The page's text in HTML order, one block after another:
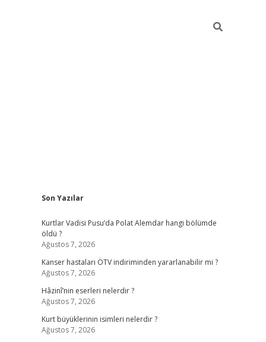
Sidebar
Son Yazılar
Kurtlar Vadisi Pusu’da Polat Alemdar hangi bölümde
öldü ?
Ağustos 7, 2026
Kanser hastaları ÖTV indiriminden yararlanabilir mi ?
Ağustos 7, 2026
Hâzinî’nin eserleri nelerdir ?
Ağustos 7, 2026
Kurt büyüklerinin isimleri nelerdir ?
Ağustos 7, 2026
elexbet yeni giriş